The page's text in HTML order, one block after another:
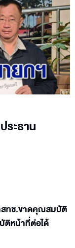
ะธาน
ทช.ขาดคุณสมบัติ
ติหน้าที่ต่อได้